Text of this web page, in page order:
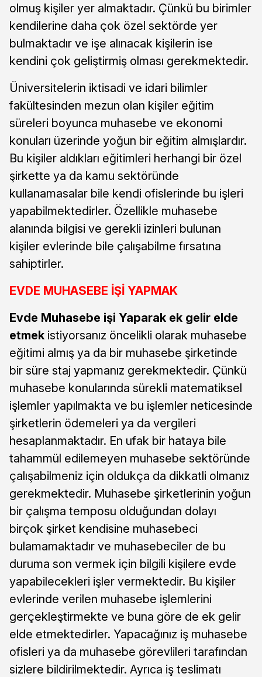
olmuş kişiler yer almaktadır. Çünkü bu birimler
kendilerine daha çok özel sektörde yer
bulmaktadır ve işe alınacak kişilerin ise
kendini çok geliştirmiş olması gerekmektedir.
Üniversitelerin iktisadi ve idari bilimler
fakültesinden mezun olan kişiler eğitim
süreleri boyunca muhasebe ve ekonomi
konuları üzerinde yoğun bir eğitim almışlardır.
Bu kişiler aldıkları eğitimleri herhangi bir özel
şirkette ya da kamu sektöründe
kullanamasalar bile kendi ofislerinde bu işleri
yapabilmektedirler. Özellikle muhasebe
alanında bilgisi ve gerekli izinleri bulunan
kişiler evlerinde bile çalışabilme fırsatına
sahiptirler.
EVDE MUHASEBE İŞİ YAPMAK
Evde Muhasebe işi Yaparak ek gelir elde
etmek istiyorsanız öncelikli olarak muhasebe
eğitimi almış ya da bir muhasebe şirketinde
bir süre staj yapmanız gerekmektedir. Çünkü
muhasebe konularında sürekli matematiksel
işlemler yapılmakta ve bu işlemler neticesinde
şirketlerin ödemeleri ya da vergileri
hesaplanmaktadır. En ufak bir hataya bile
tahammül edilemeyen muhasebe sektöründe
çalışabilmeniz için oldukça da dikkatli olmanız
gerekmektedir. Muhasebe şirketlerinin yoğun
bir çalışma temposu olduğundan dolayı
birçok şirket kendisine muhasebeci
bulamamaktadır ve muhasebeciler de bu
duruma son vermek için bilgili kişilere evde
yapabilecekleri işler vermektedir. Bu kişiler
evlerinde verilen muhasebe işlemlerini
gerçekleştirmekte ve buna göre de ek gelir
elde etmektedirler. Yapacağınız iş muhasebe
ofisleri ya da muhasebe görevlileri tarafından
sizlere bildirilmektedir. Ayrıca iş teslimatı